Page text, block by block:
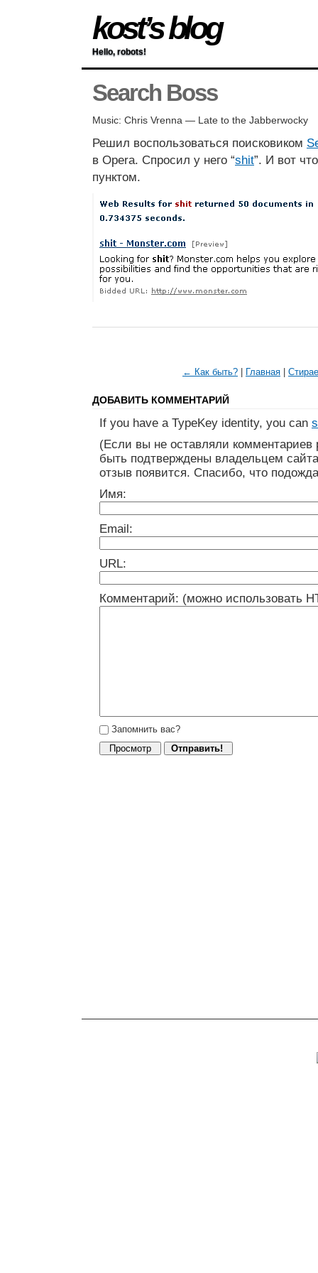
kost’s blog
Hello, robots!
Search Boss
Music: Chris Vrenna — Late to the Jabberwocky
Решил воспользоваться поисковиком
в Opera. Спросил у него “shit”. И вот
пунктом.
← Как быть? Главная
ДОБАВИТЬ КОММЕНТАРИЙ
If you have a TypeKey identity, you can
(Если вы не оставляли
быть подтверждены владельцем
отзыв появится. Спасибо, что
Имя:
Email:
URL:
Комментарий: (можно использовать
Запомнить вас?